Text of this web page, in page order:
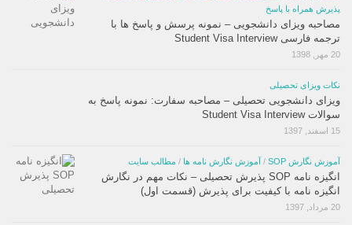
پذیرش همراه با پاسخ
مصاحبه ویزای دانشجویی – نمونه پرسش و پاسخ ها با
ترجمه فارسی Student Visa Interview
20 مهر, 1398
نکات ویزای تحصیلی
ویزای دانشجویی تحصیلی – مصاحبه سفارت: نمونه پاسخ به
سوالات Student Visa Interview
15 اسفند, 1397
آموزش نگارش SOP / آموزش نگارش نامه ها / مطالب سایت
انگیزه نامه SOP پذیرش تحصیلی – نکات مهم در نگارش
انگیزه نامه با کیفیت برای پذیرش (قسمت اول)
20 مرداد, 1397